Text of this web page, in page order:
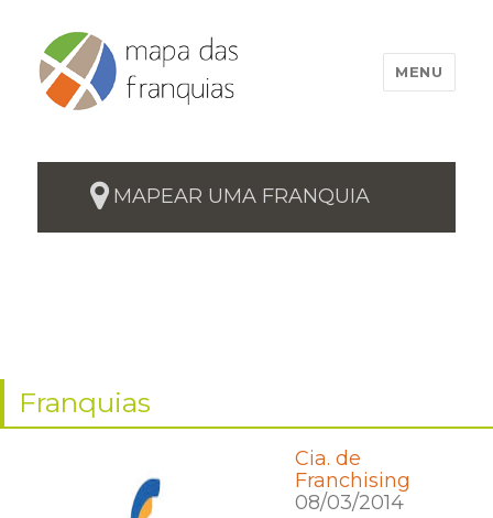
MENU
MAPEAR UMA FRANQUIA
Franquias
Cia. de
Franchising
08/03/2014